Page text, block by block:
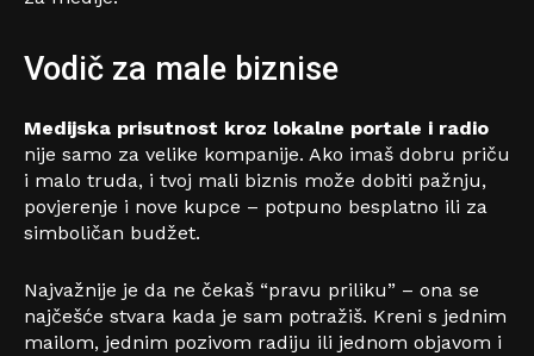
Vodič za male biznise
Medijska prisutnost kroz lokalne portale i radio
nije samo za velike kompanije. Ako imaš dobru priču
i malo truda, i tvoj mali biznis može dobiti pažnju,
povjerenje i nove kupce – potpuno besplatno ili za
simboličan budžet.
Najvažnije je da ne čekaš “pravu priliku” – ona se
najčešće stvara kada je sam potražiš. Kreni s jednim
mailom, jednim pozivom radiju ili jednom objavom i